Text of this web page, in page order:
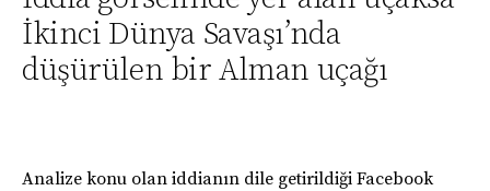
İkinci Dünya Savaşı’nda
düşürülen bir Alman uçağı
Analize konu olan iddianın dile getirildiği Facebook